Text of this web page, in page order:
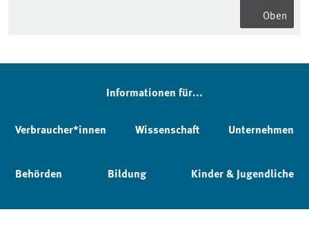
Oben
Informationen für...
Verbraucher*innen Wissenschaft Unternehmen
Behörden Bildung Kinder & Jugendliche